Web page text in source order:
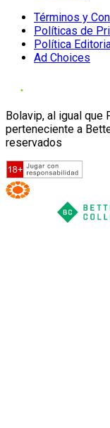
Términos y
Políticas de
Política
Ad Choices
Bolavip, al igual que
perteneciente a
reservados